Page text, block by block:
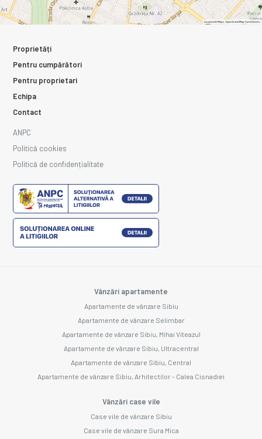
Proprietăți
Pentru cumpărători
Pentru proprietari
Echipa
Contact
ANPC
Politică cookies
Politică de confidențialitate
Vânzări apartamente
Apartamente de vânzare Sibiu
Apartamente de vânzare Selimbar
Apartamente de vânzare Sibiu, Mihai Viteazul
Apartamente de vânzare Sibiu, Ultracentral
Apartamente de vânzare Sibiu, Central
Apartamente de vânzare Sibiu, Arhitectilor - Calea Cisnadiei
Vânzări case vile
Case vile de vânzare Sibiu
Case vile de vânzare Sura Mica